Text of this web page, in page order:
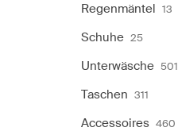
Regenmäntel 13
Schuhe 25
Unterwäsche 501
Taschen 311
Accessoires 460